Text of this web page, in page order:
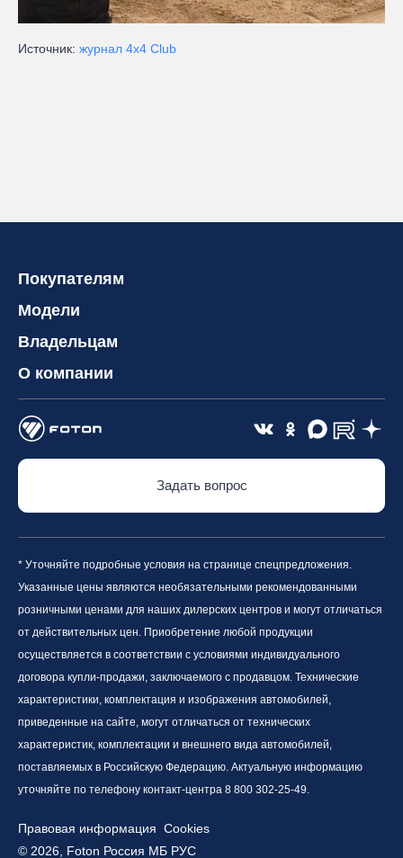
Источник: журнал 4x4 Club
Покупателям
Модели
Владельцам
О компании
Задать вопрос
* Уточняйте подробные условия на странице спецпредложения.
Указанные цены являются необязательными рекомендованными
розничными ценами для наших дилерских центров и могут отличаться
от действительных цен. Приобретение любой продукции
осуществляется в соответствии с условиями индивидуального
договора купли-продажи, заключаемого с продавцом. Технические
характеристики, комплектация и изображения автомобилей,
приведенные на сайте, могут отличаться от технических
характеристик, комплектации и внешнего вида автомобилей,
поставляемых в Российскую Федерацию. Актуальную информацию
уточняйте по телефону контакт-центра 8 800 302-25-49.
© 2026, Foton Россия МБ РУС
Правовая информация Cookies